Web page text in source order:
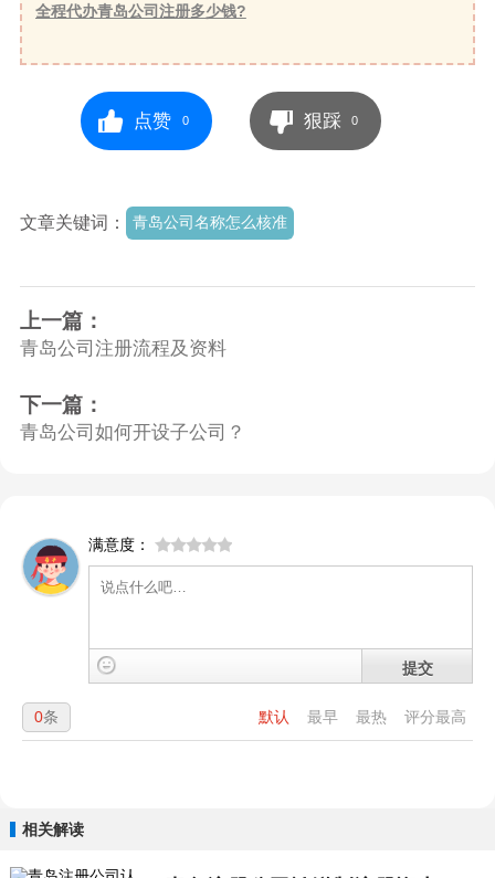
全程代办青岛公司注册多少钱?
点赞 0 狠踩 0
文章关键词： 青岛公司名称怎么核准
上一篇：
青岛公司注册流程及资料
下一篇：
青岛公司如何开设子公司？
满意度：
提交
默认 最早 最热 评分最高
0条
相关解读